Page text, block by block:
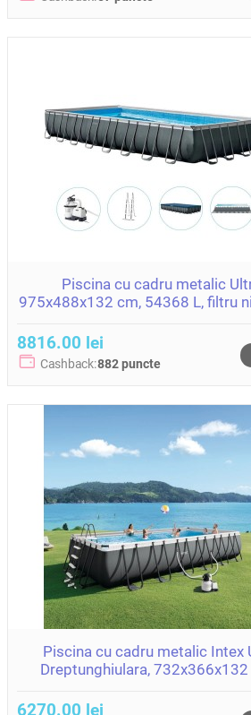
Piscina cu cadru metalic
975x488x132 cm, 54368 L, filtru
8816.00 lei
Cashback:882 puncte
Piscina cu cadru metalic Intex
Dreptunghiulara,
6270.00 lei